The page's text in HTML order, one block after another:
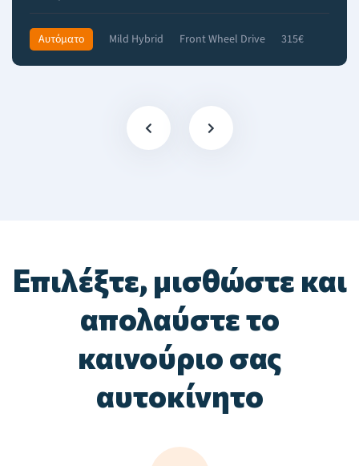
Αυτόματο Mild Hybrid Front Wheel Drive 315€
Επιλέξτε, μισθώστε και
απολαύστε το
καινούριο σας
αυτοκίνητο